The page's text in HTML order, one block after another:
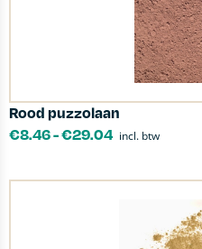
Rood puzzolaan
€8.46-€29.04 incl. btw